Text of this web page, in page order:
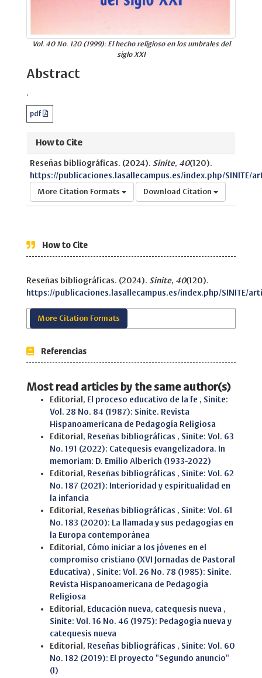
Vol. 40 No. 120 (1999): El hecho religioso en los umbrales del
siglo XXI
Abstract
.
pdf
How to Cite
Reseñas bibliográficas. (2024). Sinite, 40(120).
https://publicaciones.lasallecampus.es/index.php/SINITE/
More Citation Formats Download Citation
How to Cite
Reseñas bibliográficas. (2024). Sinite, 40(120).
https://publicaciones.lasallecampus.es/index.php/SINITE/
More Citation Formats
Referencias
Most read articles by the same author(s)
Editorial, El proceso educativo de la fe , Sinite:
Vol. 28 No. 84 (1987): Sinite. Revista
Hispanoamericana de Pedagogía Religiosa
Editorial, Reseñas bibliográficas , Sinite: Vol. 63
No. 191 (2022): Catequesis evangelizadora. In
memoriam: D. Emilio Alberich (1933-2022)
Editorial, Reseñas bibliográficas , Sinite: Vol. 62
No. 187 (2021): Interioridad y espiritualidad en
la infancia
Editorial, Reseñas bibliográficas , Sinite: Vol. 61
No. 183 (2020): La llamada y sus pedagogías en
la Europa contemporánea
Editorial, Cómo iniciar a los jóvenes en el
compromiso cristiano (XVI Jornadas de Pastoral
Educativa) , Sinite: Vol. 26 No. 78 (1985): Sinite.
Revista Hispanoamericana de Pedagogía
Religiosa
Editorial, Educación nueva, catequesis nueva ,
Sinite: Vol. 16 No. 46 (1975): Pedagogía nueva y
catequesis nueva
Editorial, Reseñas bibliográficas , Sinite: Vol. 60
No. 182 (2019): El proyecto "Segundo anuncio"
(I)